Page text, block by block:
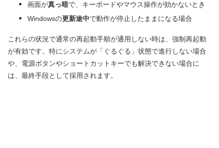
画面が真っ暗で、キーボードやマウス操作が効かないとき
Windowsの更新途中で動作が停止したままになる場合
これらの状況で通常の再起動手順が通用しない時は、強制再起動
が有効です。特にシステムが「ぐるぐる」状態で進行しない場合
や、電源ボタンやショートカットキーでも解決できない場合に
は、最終手段として採用されます。